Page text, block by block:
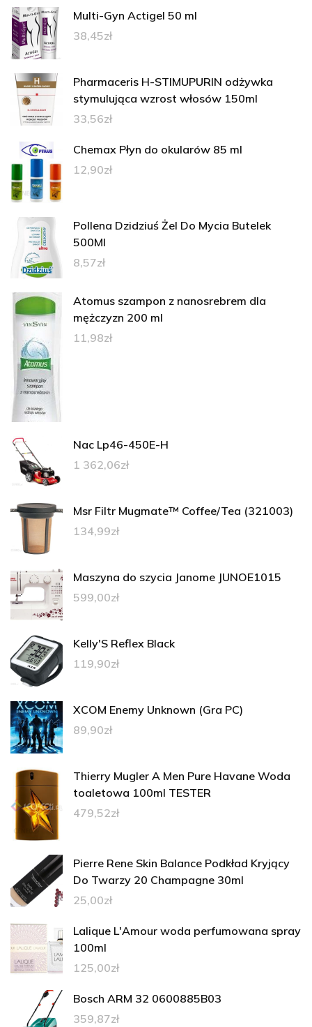
Multi-Gyn Actigel 50 ml
38,45zł
Pharmaceris H-STIMUPURIN odżywka
stymulująca wzrost włosów 150ml
33,56zł
Chemax Płyn do okularów 85 ml
12,90zł
Pollena Dzidziuś Żel Do Mycia Butelek
500Ml
8,57zł
Atomus szampon z nanosrebrem dla
mężczyzn 200 ml
11,98zł
Nac Lp46-450E-H
1 362,06zł
Msr Filtr Mugmate™ Coffee/Tea (321003)
134,99zł
Maszyna do szycia Janome JUNOE1015
599,00zł
Kelly'S Reflex Black
119,90zł
XCOM Enemy Unknown (Gra PC)
89,90zł
Thierry Mugler A Men Pure Havane Woda
toaletowa 100ml TESTER
479,52zł
Pierre Rene Skin Balance Podkład Kryjący
Do Twarzy 20 Champagne 30ml
25,00zł
Lalique L'Amour woda perfumowana spray
100ml
125,00zł
Bosch ARM 32 0600885B03
359,87zł